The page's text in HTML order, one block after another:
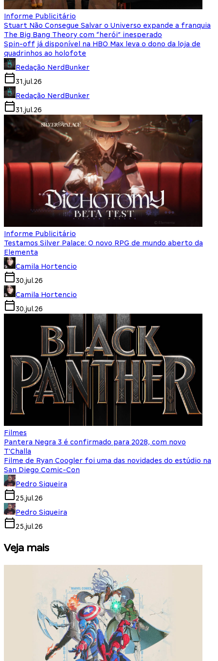
Informe Publicitário
Stuart Não Consegue Salvar o Universo expande a franquia
The Big Bang Theory com “herói” inesperado
Spin-off já disponível na HBO Max leva o dono da loja de
quadrinhos ao holofote
Redação NerdBunker
31.jul.26
Redação NerdBunker
31.jul.26
Informe Publicitário
Testamos Silver Palace: O novo RPG de mundo aberto da
Elementa
Camila Hortencio
30.jul.26
Camila Hortencio
30.jul.26
Filmes
Pantera Negra 3 é confirmado para 2028, com novo
T'Challa
Filme de Ryan Coogler foi uma das novidades do estúdio na
San Diego Comic-Con
Pedro Siqueira
25.jul.26
Pedro Siqueira
25.jul.26
Veja mais